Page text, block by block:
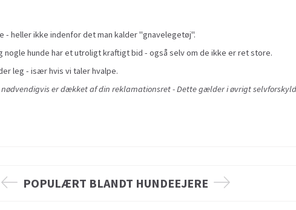
heller ikke indenfor det man kalder "gnavelegetøj".
hunde har et utroligt kraftigt bid - også selv om de ikke er ret store.
leg - især hvis vi taler hvalpe.
er dækket af din reklamationsret - Dette gælder i øvrigt
POPULÆRT BLANDT HUNDEEJERE